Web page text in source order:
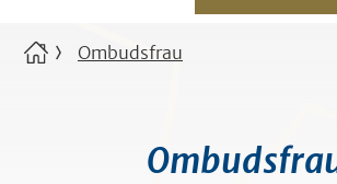
Ombudsfrau